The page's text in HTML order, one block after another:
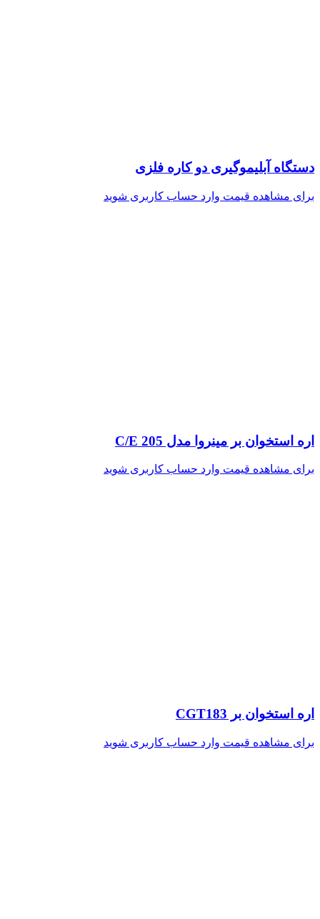
دستگاه آبلیموگیری دو کاره فلزی
برای مشاهده قیمت وارد حساب کاربری شوید
اره استخوان بر مینروا مدل C/E 205
برای مشاهده قیمت وارد حساب کاربری شوید
اره استخوان بر CGT183
برای مشاهده قیمت وارد حساب کاربری شوید